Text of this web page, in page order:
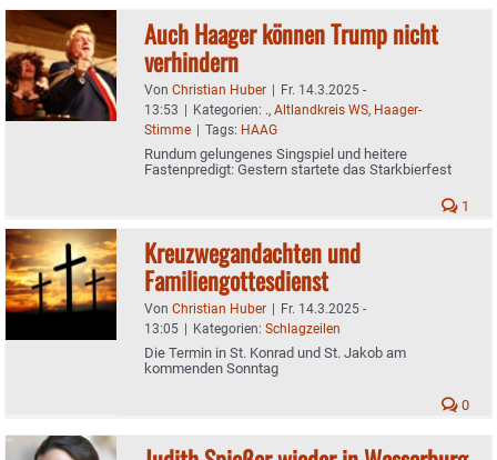
Auch Haager können Trump nicht
verhindern
Von Christian Huber | Fr. 14.3.2025 -
13:53 | Kategorien: ., Altlandkreis WS, Haager-
Stimme | Tags: HAAG
Rundum gelungenes Singspiel und heitere
Fastenpredigt: Gestern startete das Starkbierfest
1
Kreuzwegandachten und
Familiengottesdienst
Von Christian Huber | Fr. 14.3.2025 -
13:05 | Kategorien: Schlagzeilen
Die Termin in St. Konrad und St. Jakob am
kommenden Sonntag
0